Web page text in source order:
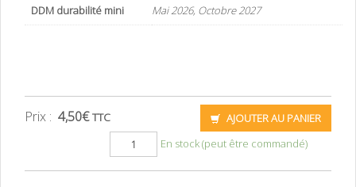
DDM durabilité mini
Mai 2026, Octobre 2027
Prix : 4,50€ TTC
AJOUTER AU PANIER
En stock (peut être commandé)